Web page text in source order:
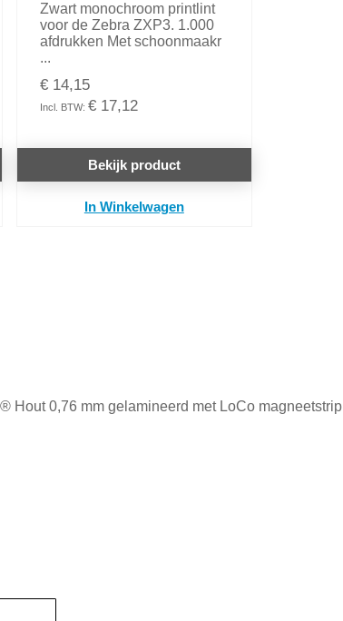
Zwart monochroom printlint
voor de Zebra ZXP3. 1.000
afdrukken Met schoonmaakr
...
€ 14,15
€ 17,12
Bekijk product
In Winkelwagen
Hout 0,76 mm gelamineerd met LoCo magneetstrip